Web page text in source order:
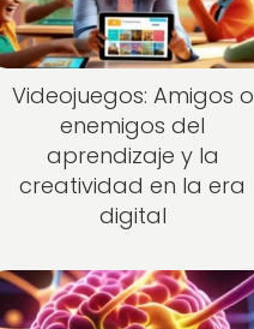
Videojuegos: Amigos o
enemigos del
aprendizaje y la
creatividad en la era
digital